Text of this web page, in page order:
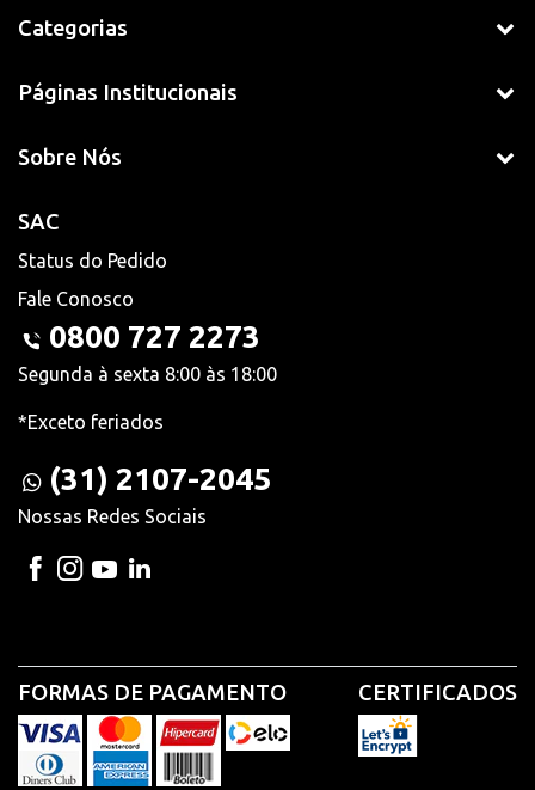
Categorias
Páginas Institucionais
Sobre Nós
SAC
Status do Pedido
Fale Conosco
0800 727 2273
Segunda à sexta 8:00 às 18:00
*Exceto feriados
(31) 2107-2045
Nossas Redes Sociais
FORMAS DE PAGAMENTO CERTIFICADOS